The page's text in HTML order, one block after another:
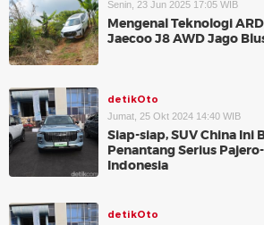
Senin, 23 Jun 2025 17:05 WIB
Mengenal Teknologi
Jaecoo J8 AWD Jago
detikOto
Jumat, 25 Okt 2024 14:40 WIB
Siap-siap, SUV China Ini
Penantang Serius
Indonesia
detikOto